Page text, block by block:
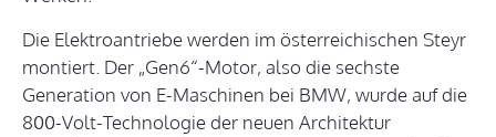
Die Elektroantriebe werden im österreichischen Steyr
montiert. Der „Gen6“-Motor, also die sechste
Generation von E-Maschinen bei BMW, wurde auf die
800-Volt-Technologie der neuen Architektur